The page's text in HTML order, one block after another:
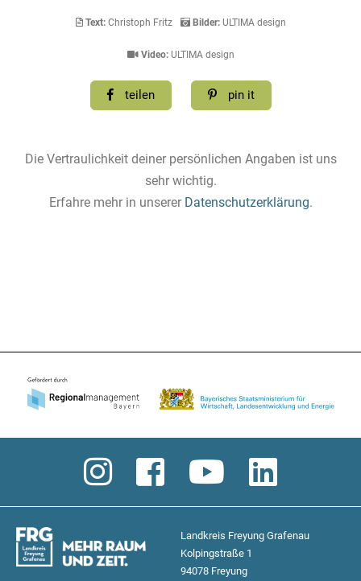
Text:Christoph Fritz Bilder:ULTIMA design
Video:ULTIMA design
teilen pin it
Die Vertraulichkeit deiner persönlichen Angaben ist uns
sehr wichtig.
Erfahre mehr in unserer Datenschutzerklärung.
Landkreis Freyung Grafenau
Kolpingstraße 1
94078 Freyung